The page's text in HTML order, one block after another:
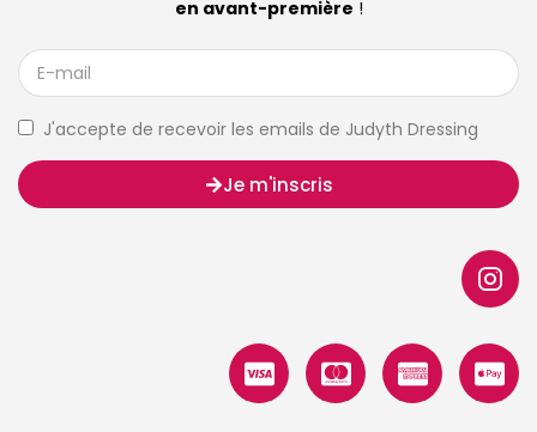
en avant-première !
J'accepte de recevoir les emails de Judyth Dressing
Je m'inscris